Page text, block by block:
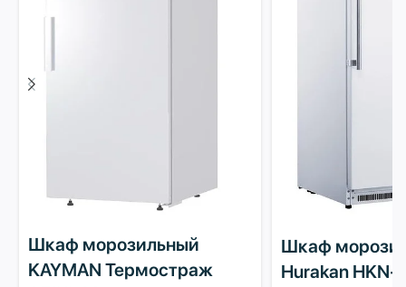
Шкаф морозильный
KAYMAN Термостраж
Шкаф
Hurakan HKN-